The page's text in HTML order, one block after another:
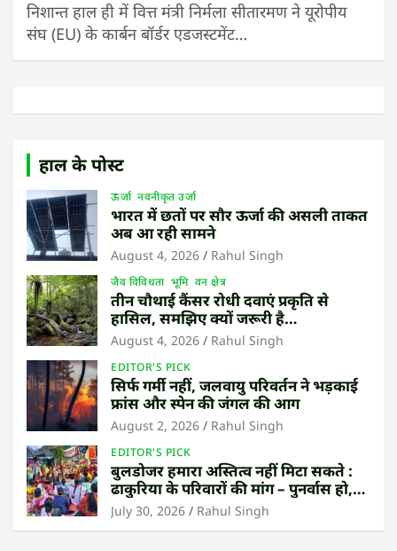
निशान्त हाल ही में वित्त मंत्री निर्मला सीतारमण ने यूरोपीय
संघ (EU) के कार्बन बॉर्डर एडजस्टमेंट…
हाल के पोस्ट
ऊर्जा नवनीकृत उर्जा
भारत में छतों पर सौर ऊर्जा की असली ताकत
अब आ रही सामने
August 4, 2026 Rahul Singh
जैव विविधता भूमि वन क्षेत्र
तीन चौथाई कैंसर रोधी दवाएं प्रकृति से
हासिल, समझिए क्यों जरूरी है
उष्णकटिबंधीय जंगल बचाना
August 4, 2026 Rahul Singh
EDITOR'S PICK
सिर्फ गर्मी नहीं, जलवायु परिवर्तन ने भड़काई
फ्रांस और स्पेन की जंगल की आग
August 2, 2026 Rahul Singh
EDITOR'S PICK
बुलडोजर हमारा अस्तित्व नहीं मिटा सकते :
ढाकुरिया के परिवारों की मांग – पुनर्वास हो,
बेदखली नहीं
July 30, 2026 Rahul Singh